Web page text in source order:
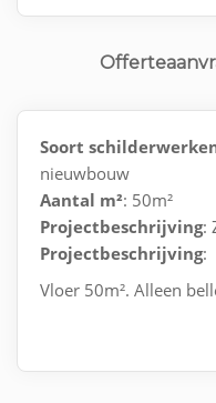
Soort
nieuwbouw
Aantal m²: 50m²
Projectbeschrijving:
Projectbeschrijving:
Vloer 50m². Alleen